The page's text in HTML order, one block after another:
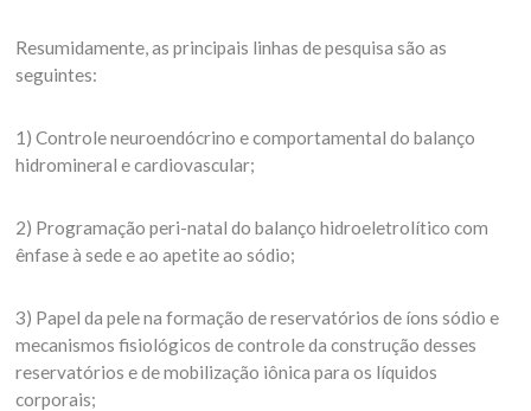
Resumidamente, as principais linhas de pesquisa são as
seguintes:
1) Controle neuroendócrino e comportamental do balanço
hidromineral e cardiovascular;
2) Programação peri-natal do balanço hidroeletrolítico com
ênfase à sede e ao apetite ao sódio;
3) Papel da pele na formação de reservatórios de íons sódio e
mecanismos fisiológicos de controle da construção desses
reservatórios e de mobilização iônica para os líquidos
corporais;